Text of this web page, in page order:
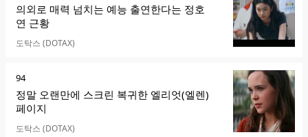
위
의외로 매력 넘치는 예능 출연한다는 정호
연 근황
카페명
도탁스 (DOTAX)
순
위
94
정말 오랜만에 스크린 복귀한 엘리엇(엘렌)
페이지
카페명
도탁스 (DOTAX)